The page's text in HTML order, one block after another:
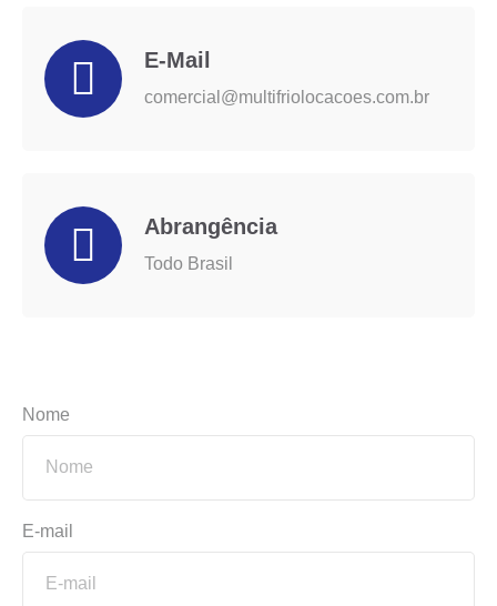
E-Mail
comercial@multifriolocacoes.com.br
Abrangência
Todo Brasil
Nome
E-mail